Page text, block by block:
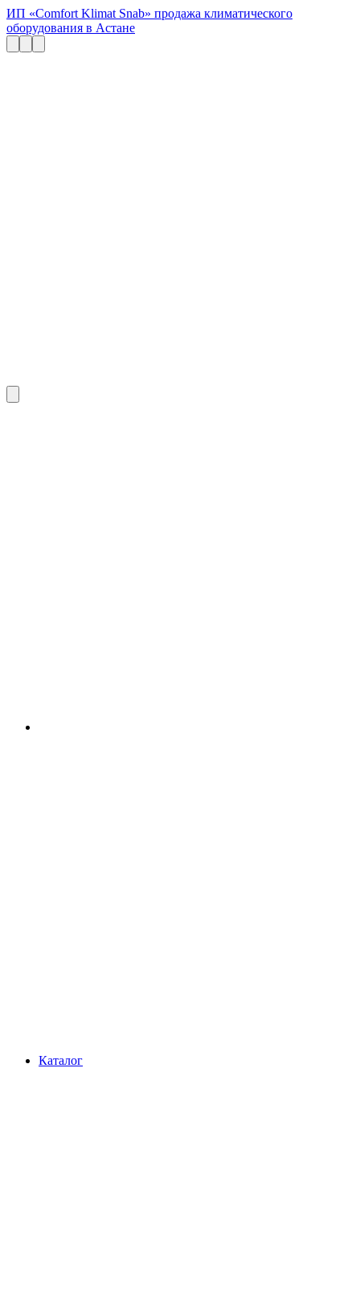
ИП «Comfort Klimat Snab» продажа климатического
оборудования в Астане
Каталог